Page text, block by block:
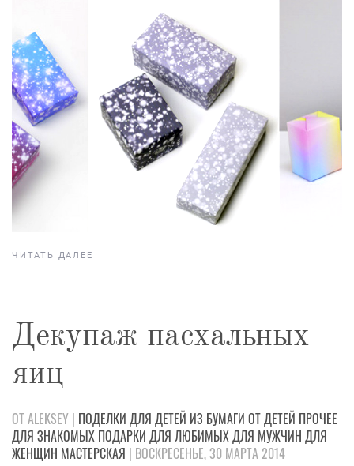
ЧИТАТЬ ДАЛЕЕ
Декупаж пасхальных
яиц
ОТ ALEKSEY | ПОДЕЛКИ ДЛЯ ДЕТЕЙ ИЗ БУМАГИ ОТ ДЕТЕЙ ПРОЧЕЕ
ДЛЯ ЗНАКОМЫХ ПОДАРКИ ДЛЯ ЛЮБИМЫХДЛЯ МУЖЧИН ДЛЯ
ЖЕНЩИН МАСТЕРСКАЯ | ВОСКРЕСЕНЬЕ, 30 МАРТА 2014